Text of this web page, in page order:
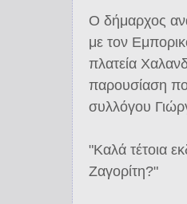
Ο δήμαρχος
με τον
πλατεία
παρουσίαση
συλλόγου
"Καλά τέτοια
Ζαγορίτη?"